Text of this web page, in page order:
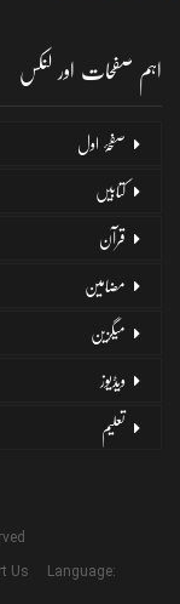
اہم صفحات اور لنکس
صفحۂ اول
کتابیں
قرآن
مضامین
میگزین
ویڈیوز
تعلیم
Us
Language: